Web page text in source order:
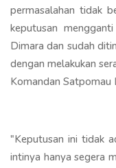
permasalahan tidak
keputusan
Dimara dan sudah
dengan melakukan
Komandan Satpomau
"Keputusan ini tidak
intinya hanya segera